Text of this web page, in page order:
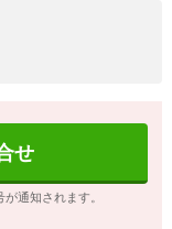
せ
通知されます。